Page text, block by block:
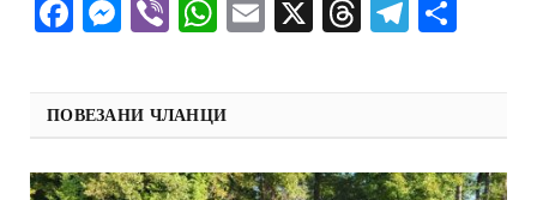
Facebook
Messenger
ViberWhatsApp
Email
X Threads
ПОВЕЗАНИ ЧЛАНЦИ